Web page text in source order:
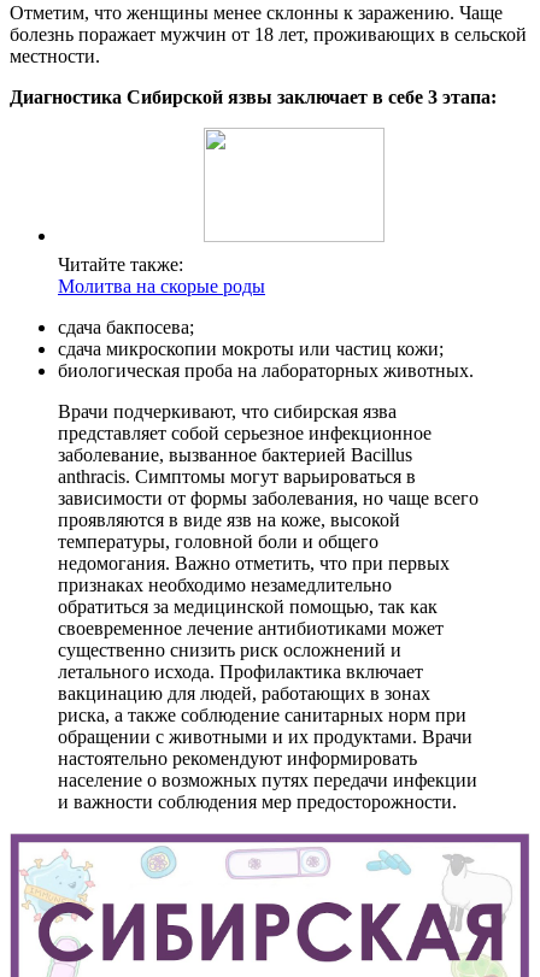
Отметим, что женщины менее склонны к заражению. Чаще
болезнь поражает мужчин от 18 лет, проживающих в сельской
местности.
Диагностика Сибирской язвы заключает в себе 3 этапа:
Читайте также:
Молитва на скорые роды
сдача бакпосева;
сдача микроскопии мокроты или частиц кожи;
биологическая проба на лабораторных животных.
Врачи подчеркивают, что сибирская язва
представляет собой серьезное инфекционное
заболевание, вызванное бактерией Bacillus
anthracis. Симптомы могут варьироваться в
зависимости от формы заболевания, но чаще всего
проявляются в виде язв на коже, высокой
температуры, головной боли и общего
недомогания. Важно отметить, что при первых
признаках необходимо незамедлительно
обратиться за медицинской помощью, так как
своевременное лечение антибиотиками может
существенно снизить риск осложнений и
летального исхода. Профилактика включает
вакцинацию для людей, работающих в зонах
риска, а также соблюдение санитарных норм при
обращении с животными и их продуктами. Врачи
настоятельно рекомендуют информировать
население о возможных путях передачи инфекции
и важности соблюдения мер предосторожности.